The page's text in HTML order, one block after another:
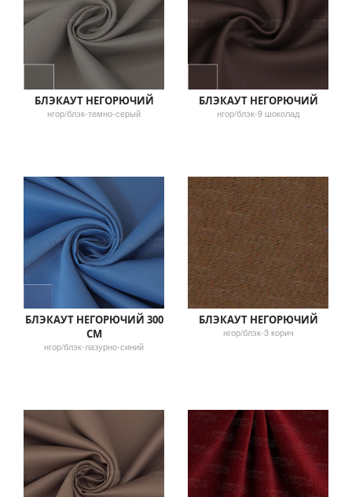
БЛЭКАУТ НЕГОРЮЧИЙ
нгор/блэк-темно-серый
БЛЭКАУТ НЕГОРЮЧИЙ
нгор/блэк-9 шоколад
БЛЭКАУТ НЕГОРЮЧИЙ 300
СМ
нгор/блэк-лазурно-синий
БЛЭКАУТ НЕГОРЮЧИЙ
нгор/блэк-3 корич